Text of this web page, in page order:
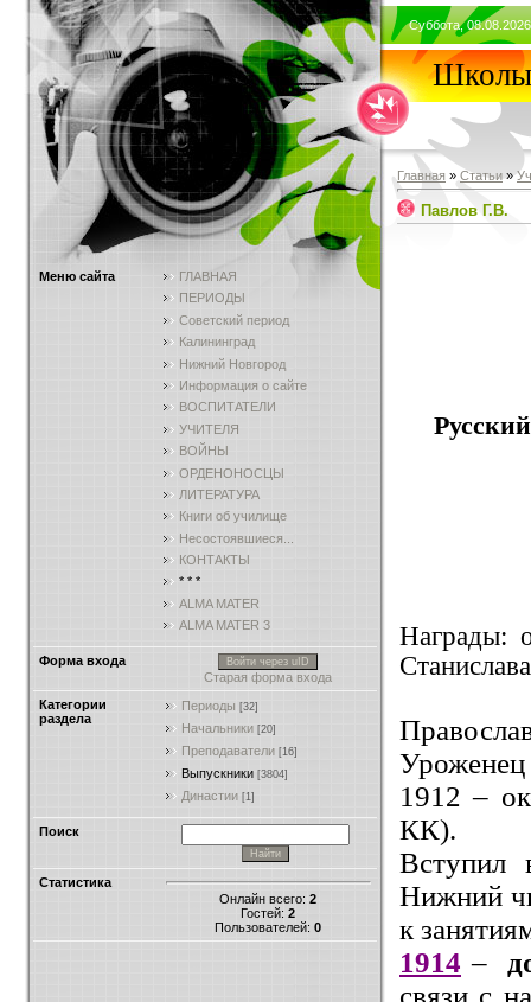
Меню сайта
ГЛАВНАЯ
ПЕРИОДЫ
Советский период
Калининград
Нижний Новгород
Информация о сайте
ВОСПИТАТЕЛИ
УЧИТЕЛЯ
ВОЙНЫ
ОРДЕНОНОСЦЫ
ЛИТЕРАТУРА
Книги об училище
Несостоявшиеся...
КОНТАКТЫ
* * *
ALMA MATER
ALMA MATER 3
Форма входа Войти через uID
Старая форма входа
Категории
раздела
Периоды [32]
Начальники [20]
Преподаватели [16]
Выпускники [3804]
Династии [1]
Поиск
Статистика
Онлайн всего: 2
Гостей: 2
Пользователей: 0
Суббота,
Школы
Главная » Статьи »
Павлов Г.В.
Награды:
Уроженец
1912 –
КК).
Вступил
Нижний
к
1914 –
связи с